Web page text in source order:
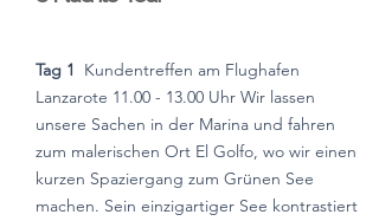
Tag 1
Kundentreffen am Flughafen
Lanzarote 11.00 - 13.00 Uhr Wir lassen
unsere Sachen in der Marina und fahren
zum malerischen Ort El Golfo, wo wir einen
kurzen Spaziergang zum Grünen See
machen. Sein einzigartiger See kontrastiert